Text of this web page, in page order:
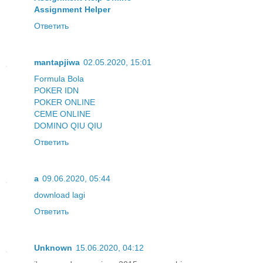
Assignment Helper
Ответить
mantapjiwa 02.05.2020, 15:01
Formula Bola
POKER IDN
POKER ONLINE
CEME ONLINE
DOMINO QIU QIU
Ответить
a 09.06.2020, 05:44
download lagi
Ответить
Unknown 15.06.2020, 04:12